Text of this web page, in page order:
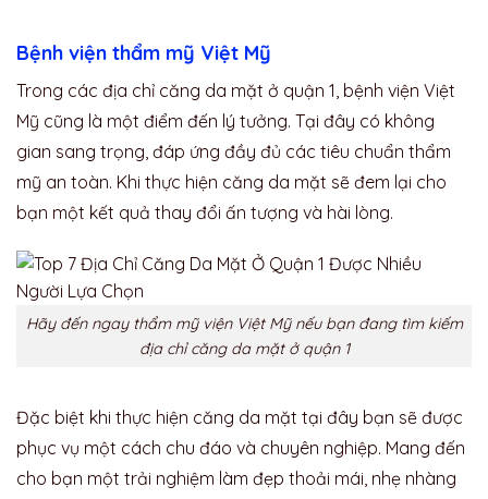
Bệnh viện thẩm mỹ Việt Mỹ
Trong các địa chỉ căng da mặt ở quận 1, bệnh viện Việt
Mỹ cũng là một điểm đến lý tưởng. Tại đây có không
gian sang trọng, đáp ứng đầy đủ các tiêu chuẩn thẩm
mỹ an toàn. Khi thực hiện căng da mặt sẽ đem lại cho
bạn một kết quả thay đổi ấn tượng và hài lòng.
Hãy đến ngay thẩm mỹ viện Việt Mỹ nếu bạn đang tìm kiếm
địa chỉ căng da mặt ở quận 1
Đặc biệt khi thực hiện căng da mặt tại đây bạn sẽ được
phục vụ một cách chu đáo và chuyên nghiệp. Mang đến
cho bạn một trải nghiệm làm đẹp thoải mái, nhẹ nhàng